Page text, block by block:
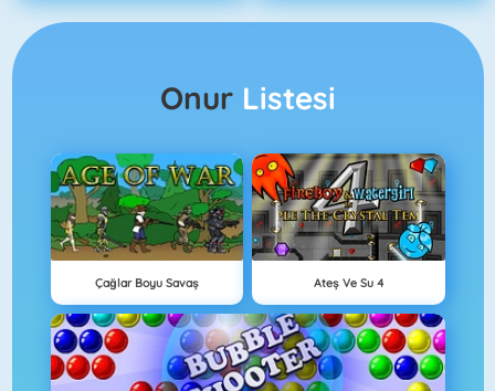
Onur Listesi
Çağlar Boyu Savaş Ateş Ve Su 4